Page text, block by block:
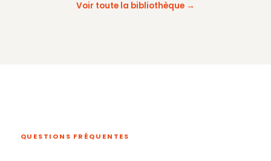
Voir toute la bibliothèque
QUESTIONS FRÉQUENTES